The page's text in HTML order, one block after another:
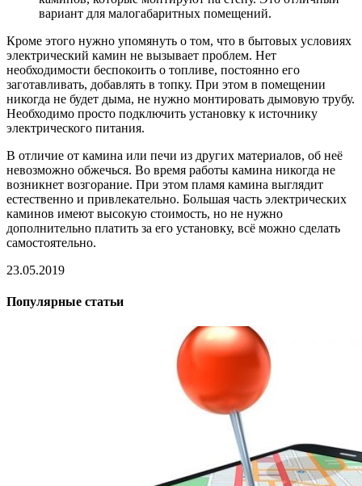
вариант для малогабаритных помещений.
Кроме этого нужно упомянуть о том, что в бытовых условиях
электрический камин не вызывает проблем. Нет
необходимости беспокоить о топливе, постоянно его
заготавливать, добавлять в топку. При этом в помещении
никогда не будет дыма, не нужно монтировать дымовую трубу.
Необходимо просто подключить установку к источнику
электрического питания.
В отличие от камина или печи из других материалов, об неё
невозможно обжечься. Во время работы камина никогда не
возникнет возгорание. При этом пламя камина выглядит
естественно и привлекательно. Большая часть электрических
каминов имеют высокую стоимость, но не нужно
дополнительно платить за его установку, всё можно сделать
самостоятельно.
23.05.2019
Популярные статьи